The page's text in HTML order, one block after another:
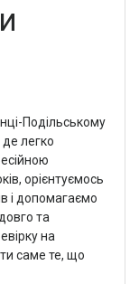
Подільському
легко
орієнтуємось
і допомагаємо
та
на
саме те, що